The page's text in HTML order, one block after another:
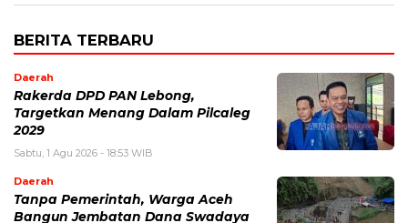
BERITA TERBARU
Daerah
Rakerda DPD PAN Lebong,
Targetkan Menang Dalam Pilcaleg
2029
Sabtu, 1 Agu 2026 - 18:53 WIB
Daerah
Tanpa Pemerintah, Warga Aceh
Bangun Jembatan Dana Swadaya